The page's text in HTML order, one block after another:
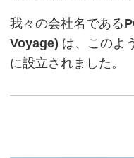
我々の会社名である
Voyage) は、このよ
に設立されました。